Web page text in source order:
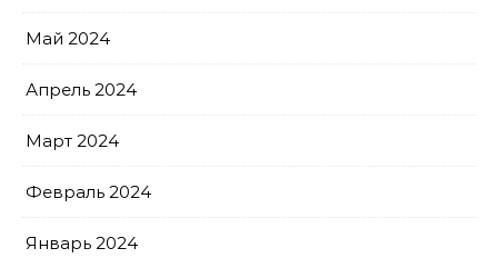
Май 2024
Апрель 2024
Март 2024
Февраль 2024
Январь 2024